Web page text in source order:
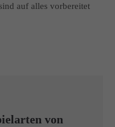
auf alles vorbereitet
von